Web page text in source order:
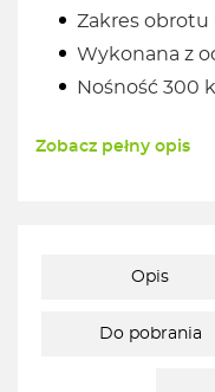
Zakres obrotu
Wykonana z
Nośność 300
Zobacz pełny opis
Opis
Do pobrania